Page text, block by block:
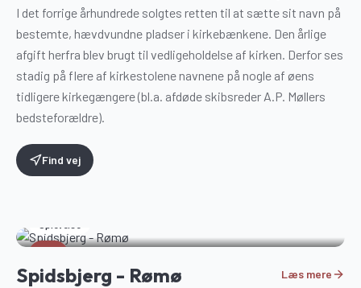
I det forrige århundrede solgtes retten til at sætte sit navn på
bestemte, hævdvundne pladser i kirkebænkene. Den årlige
afgift herfra blev brugt til vedligeholdelse af kirken. Derfor ses
stadig på flere af kirkestolene navnene på nogle af øens
tidligere kirkegængere (bl.a. afdøde skibsreder A.P. Møllers
bedsteforældre).
Find vej
Spidsbjerg - Rømø
Læs mere